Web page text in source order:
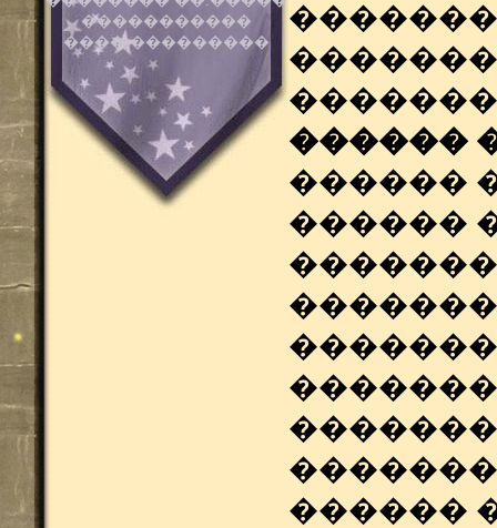
������
������
������
������
�����������
���� ���������